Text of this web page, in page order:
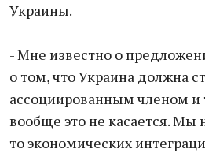
Украины.
- Мне известно о
о том, что Украина должна
ассоциированным членом и
вообще это не касается. Мы
то экономических